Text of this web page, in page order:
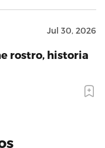
Jul 30, 2026
rostro, historia